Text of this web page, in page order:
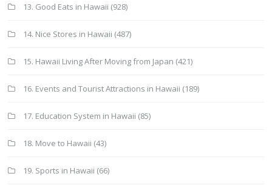
13. Good Eats in Hawaii (928)
14. Nice Stores in Hawaii (487)
15. Hawaii Living After Moving from Japan (421)
16. Events and Tourist Attractions in Hawaii (189)
17. Education System in Hawaii (85)
18. Move to Hawaii (43)
19. Sports in Hawaii (66)